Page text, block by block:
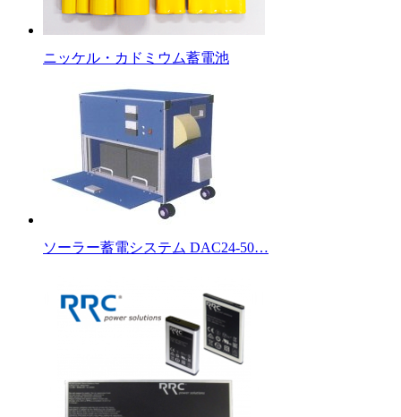
ニッケル・カドミウム蓄電池
ソーラー蓄電システム DAC24-50…